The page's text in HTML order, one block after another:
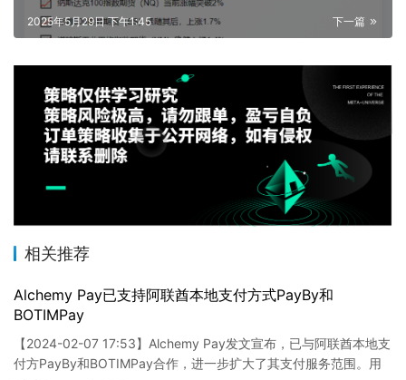
下一篇
2025年5月29日 下午1:45
相关推荐
Alchemy Pay已支持阿联酋本地支付方式PayBy和
BOTIMPay
【2024-02-07 17:53】Alchemy Pay发文宣布，已与阿联酋本地支
付方PayBy和BOTIMPay合作，进一步扩大了其支付服务范围。用